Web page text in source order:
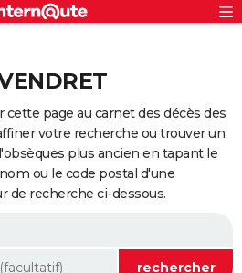
page au carnet des décès des
votre recherche ou trouver un
plus ancien en tapant le
ou le code postal d'une
de recherche ci-dessous.